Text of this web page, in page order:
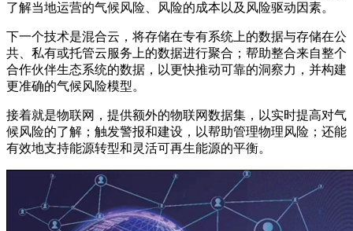
了解当地运营的气候风险、风险的成本以及风险驱动因素。
下一个技术是混合云，将存储在专有系统上的数据与存储在公
共、私有或托管云服务上的数据进行聚合；帮助整合来自整个
合作伙伴生态系统的数据，以更快推动可靠的洞察力，并构建
更准确的气候风险模型。
接着就是物联网，提供额外的物联网数据集，以实时提高对气
候风险的了解；触发警报和建设，以帮助管理物理风险；还能
有效地支持能源转型和灵活可再生能源的平衡。